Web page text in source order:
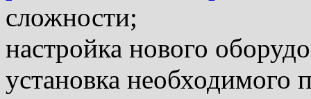
сложности;
настройка нового
установка необходимого